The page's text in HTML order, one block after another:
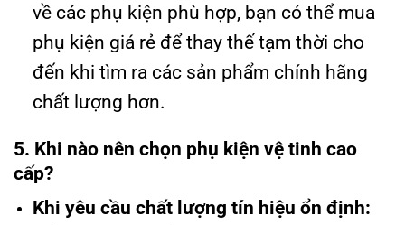
về các phụ kiện phù hợp, bạn có thể mua
phụ kiện giá rẻ để thay thế tạm thời cho
đến khi tìm ra các sản phẩm chính hãng
chất lượng hơn.
5. Khi nào nên chọn phụ kiện vệ tinh cao
cấp?
Khi yêu cầu chất lượng tín hiệu ổn định: